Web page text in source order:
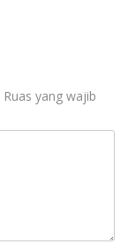
Ruas yang wajib